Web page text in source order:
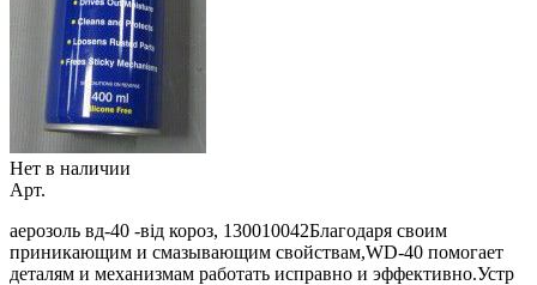
Нет в наличии
Арт.
аерозоль вд-40 -від короз, 130010042Благодаря своим
приникающим и смазывающим свойствам,WD-40 помогает
деталям и механизмам работать исправно и эффективно.Устр